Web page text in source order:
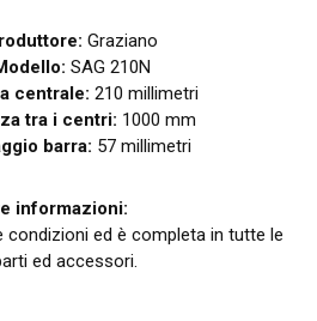
Graziano
SAG 210N
centrale: 210 millimetri
tra i centri: 1000 mm
barra: 57 millimetri
informazioni:
condizioni ed è completa in tutte le
ed accessori.